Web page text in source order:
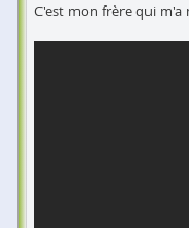
C'est mon frère qui m'a